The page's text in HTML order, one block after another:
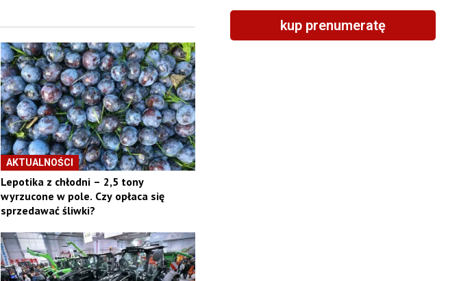
AKTUALNOŚCI
Lepotika z chłodni – 2,5 tony
wyrzucone w pole. Czy opłaca się
sprzedawać śliwki?
kup prenumeratę